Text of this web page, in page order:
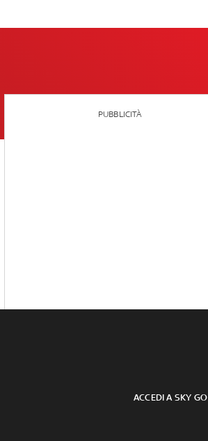
PUBBLICITÀ
ACCEDI A SKY GO